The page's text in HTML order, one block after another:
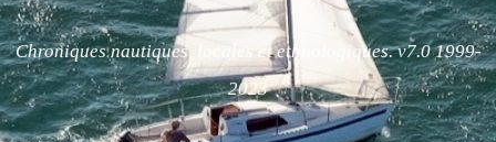
Chroniques nautiques, locales et ethnologiques. v7.0 1999-
2023